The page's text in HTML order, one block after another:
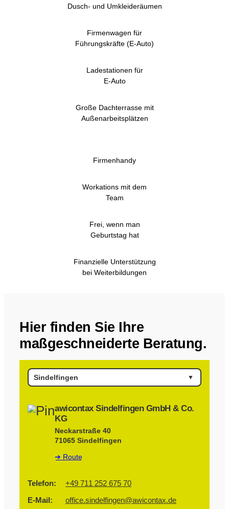
Dusch- und Umkleideräumen
Firmenwagen für
Führungskräfte (E-Auto)
Ladestationen für
E-Auto
Große Dachterrasse mit
Außenarbeitsplätzen
Firmenhandy
Workations mit dem
Team
Frei, wenn man
Geburtstag hat
Finanzielle Unterstützung
bei Weiterbildungen
Hier finden Sie Ihre
maßgeschneiderte Beratung.
awicontax Sindelfingen GmbH & Co.
KG
Neckarstraße 40
71065 Sindelfingen
➔ Route
Telefon:
+49 711 252 675 70
E-Mail:
office.sindelfingen@awicontax.de